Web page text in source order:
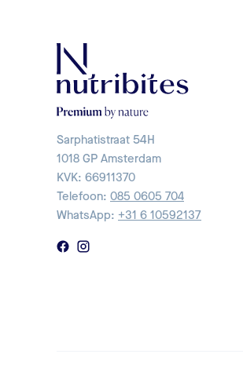
Sarphatistraat 54H
1018 GP Amsterdam
KVK: 66911370
Telefoon: 085 0605 704
WhatsApp: +31 6 10592137